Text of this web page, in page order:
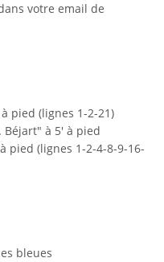
votre email de
pied (lignes 1-2-21)
à 5' à pied
pied (lignes 1-2-4-8-9-16-
bleues